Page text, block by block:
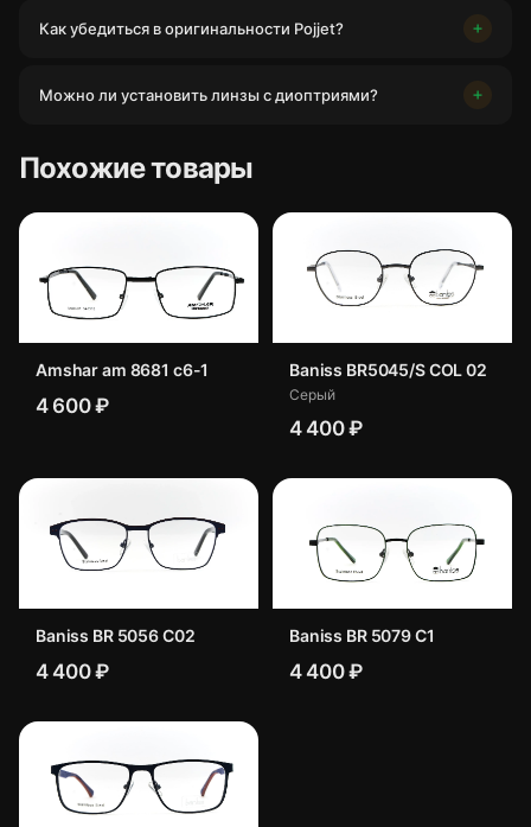
Как убедиться в оригинальности Pojjet?
Можно ли установить линзы с диоптриями?
Похожие товары
Amshar am 8681 c6-1
4 600 ₽
Baniss BR5045/S COL 02
Серый
4 400 ₽
Baniss BR 5056 C02
4 400 ₽
Baniss BR 5079 C1
4 400 ₽